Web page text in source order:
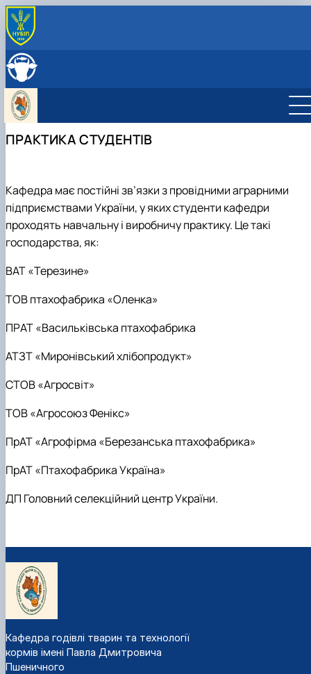
ПРО КАФЕДРУ
Фотогалерея
Робочі програми
Наукові гуртки
Стажування в Чеській республіці
ПРАКТИКА СТУДЕНТІВ
Кафедра має постійні зв’язки з провідними аграрними
підприємствами України, у яких студенти кафедри
проходять навчальну і виробничу практику. Це такі
господарства, як:
ВАТ «Терезине»
ТОВ птахофабрика «Оленка»
ПРАТ «Васильківська птахофабрика
АТЗТ «Миронівський хлібопродукт»
СТОВ «Агросвіт»
ТОВ «Агросоюз Фенікс»
ПрАТ «Агрофірма «Березанська птахофабрика»
ПрАТ «Птахофабрика Україна»
ДП Головний селекційний центр України.
Кафедра годівлі тварин та технології
кормів імені Павла Дмитровича
Пшеничного